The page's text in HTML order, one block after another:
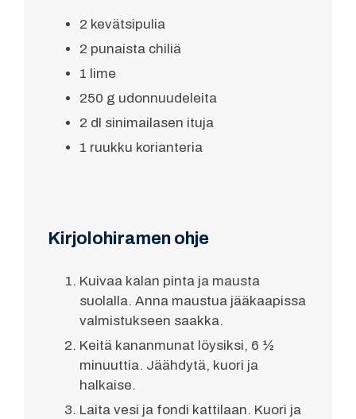
2 kevätsipulia
2 punaista chiliä
1 lime
250 g udonnuudeleita
2 dl sinimailasen ituja
1 ruukku korianteria
Kirjolohiramen ohje
Kuivaa kalan pinta ja mausta
suolalla. Anna maustua jääkaapissa
valmistukseen saakka.
Keitä kananmunat löysiksi, 6 ½
minuuttia. Jäähdytä, kuori ja
halkaise.
Laita vesi ja fondi kattilaan. Kuori ja